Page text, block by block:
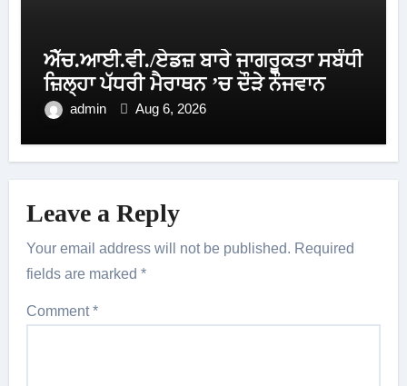
ਐੱਚ.ਆਈ.ਵੀ./ਏਡਜ਼ ਬਾਰੇ ਜਾਗਰੂਕਤਾ ਸਬੰਧੀ
ਜ਼ਿਲ੍ਹਾ ਪੱਧਰੀ ਮੈਰਾਥਨ ’ਚ ਦੌੜੇ ਨੌਜਵਾਨ
admin Aug 6, 2026
Leave a Reply
Your email address will not be published. Required
fields are marked*
Comment*